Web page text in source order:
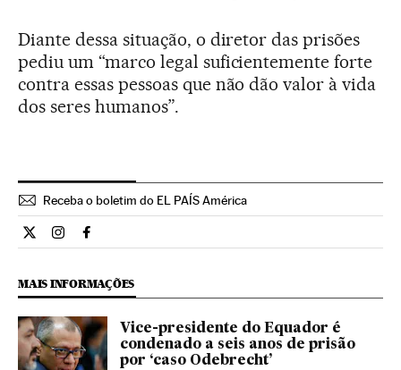
Diante dessa situação, o diretor das prisões
pediu um “marco legal suficientemente forte
contra essas pessoas que não dão valor à vida
dos seres humanos”.
Receba o boletim do EL PAÍS América
Internacional El País Brasil en Twitter
Internacional El País Brasil en Instagram
Internacional El País Brasil en Facebook
MAIS INFORMAÇÕES
Vice-presidente do Equador é
condenado a seis anos de prisão
por ‘caso Odebrecht’